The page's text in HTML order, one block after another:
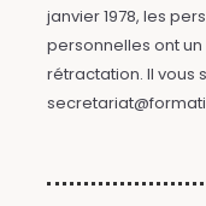
janvier 1978, les
personnelles ont
rétractation. Il vous